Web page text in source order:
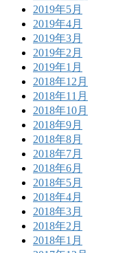
2019年5月
2019年4月
2019年3月
2019年2月
2019年1月
2018年12月
2018年11月
2018年10月
2018年9月
2018年8月
2018年7月
2018年6月
2018年5月
2018年4月
2018年3月
2018年2月
2018年1月